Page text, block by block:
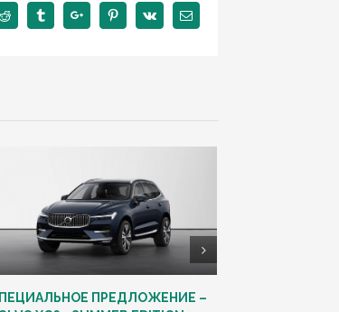
Reddit TumblrGoogle+ PinterestVk Email
ПРЕДЛОЖЕНИЕ –